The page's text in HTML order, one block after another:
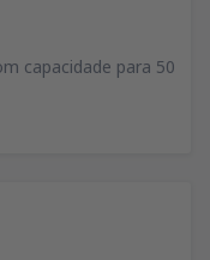
capacidade para 50